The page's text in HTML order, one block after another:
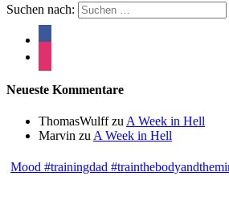
Suchen nach:
Neueste Kommentare
ThomasWulffzu A Week in Hell
Marvin zu A Week in Hell
Mood #trainingdad